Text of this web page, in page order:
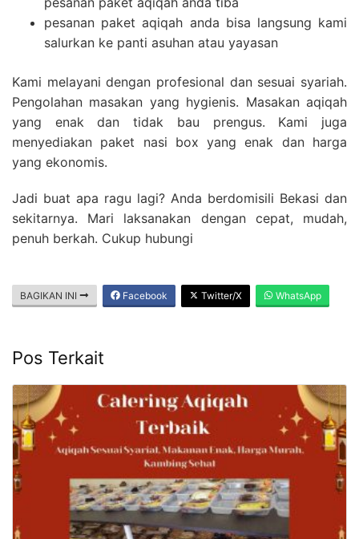
pesanan paket aqiqah anda bisa langsung kami
salurkan ke panti asuhan atau yayasan
Kami melayani dengan profesional dan sesuai syariah.
Pengolahan masakan yang hygienis. Masakan aqiqah
yang enak dan tidak bau prengus. Kami juga
menyediakan paket nasi box yang enak dan harga
yang ekonomis.
Jadi buat apa ragu lagi? Anda berdomisili Bekasi dan
sekitarnya. Mari laksanakan dengan cepat, mudah,
penuh berkah. Cukup hubungi
BAGIKAN INI Facebook Twitter/X WhatsApp
Pos Terkait